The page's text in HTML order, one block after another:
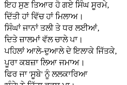
ਇਹ ਸੁਣ ਤਿਆਰ ਹੋ ਗਏ ਸਿੰਘ ਸੂਰਮੇ,
ਦਿੱਤੀ ਹਾਂ ਵਿੱਚ ਹਾਂ ਮਿਲਾਅ।
ਸਿੰਘਾਂ ਜਾਨਾਂ ਤਲੀ ਤੇ ਧਰ ਲਈਆਂ,
ਦਿਤੇ ਜ਼ਾਲਮਾਂ ਵੱਲ ਚਾਲੇ ਪਾ।
ਪਹਿਲਾਂ ਆਲੇ-ਦੁਆਲੇ ਦੇ ਇਲਾਕੇ ਜਿੱਤਕੇ,
ਪੂਰਾ ਕਬਜ਼ਾ ਲਿਆ ਜਮਾਅ।
ਫਿਰ ਜਾ 'ਸੂਬੇ' ਨੂੰ ਲਲਕਾਰਿਆ